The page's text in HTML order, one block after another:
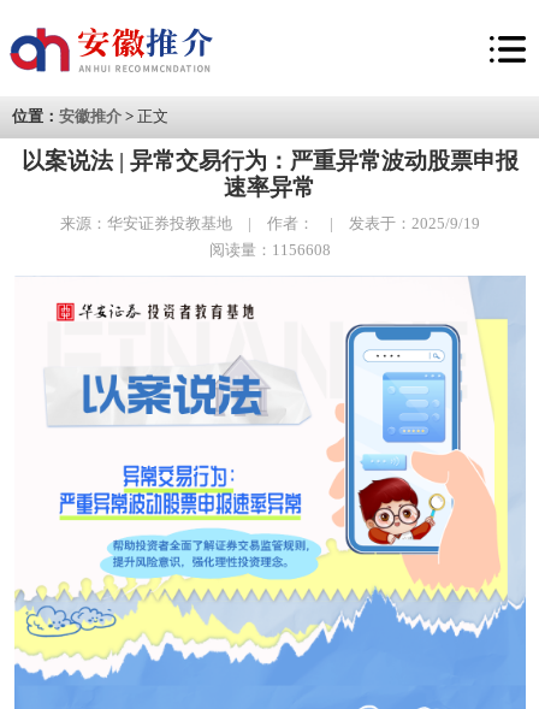
位置： 安徽推介 > 正文
以案说法 | 异常交易行为：严重异常波动股票申报
速率异常
来源：华安证券投教基地 | 作者： | 发表于：2025/9/19
阅读量：1156608